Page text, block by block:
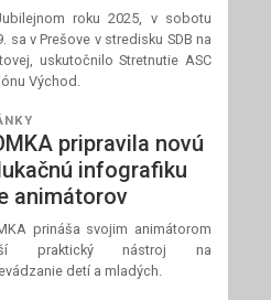
roku 2025, v sobotu
sa v Prešove v stredisku SDB na
uskutočnilo Stretnutie ASC
Východ.
pripravila novú
infografiku
animátorov
prináša svojim animátorom
praktický nástroj na
detí a mladých.